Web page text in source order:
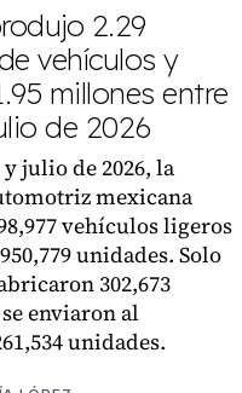
2.29
vehículos y
millones entre
de 2026
julio de 2026, la
mexicana
vehículos ligeros
unidades. Solo
302,673
enviaron al
unidades.